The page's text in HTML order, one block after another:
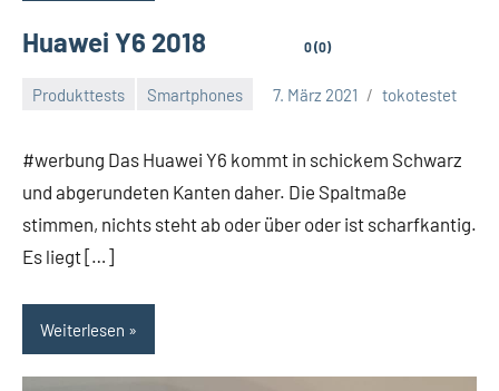
Huawei Y6 2018 0 (0)
Produkttests Smartphones 7. März 2021 tokotestet
#werbung Das Huawei Y6 kommt in schickem Schwarz
und abgerundeten Kanten daher. Die Spaltmaße
stimmen, nichts steht ab oder über oder ist scharfkantig.
Es liegt […]
Weiterlesen